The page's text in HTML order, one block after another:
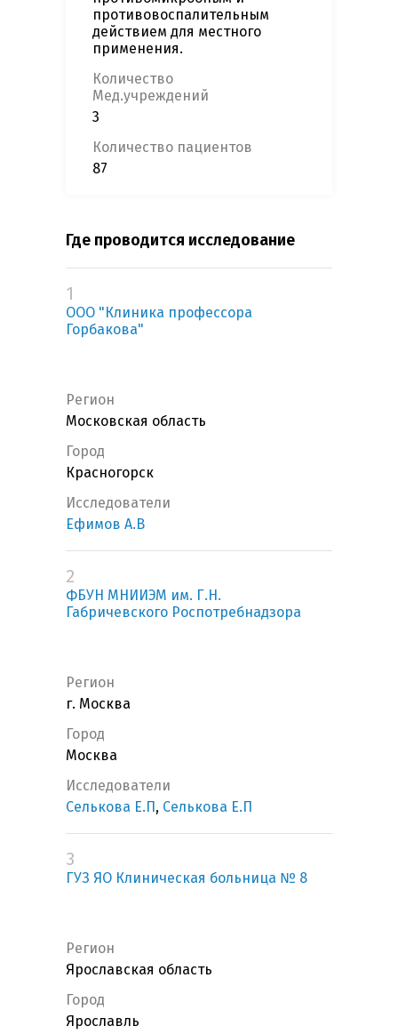
противовоспалительным
действием для местного
применения.
Количество
Мед.учреждений
3
Количество пациентов
87
Где проводится исследование
1
ООО "Клиника профессора
Горбакова"
Регион
Московская область
Город
Красногорск
Исследователи
Ефимов А.В
2
ФБУН МНИИЭМ им. Г.Н.
Габричевского Роспотребнадзора
Регион
г. Москва
Город
Москва
Исследователи
Селькова Е.П , Селькова Е.П
3
ГУЗ ЯО Клиническая больница № 8
Регион
Ярославская область
Город
Ярославль